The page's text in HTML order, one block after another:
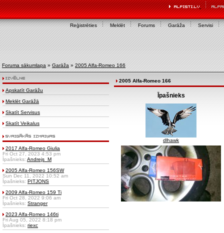
Reģistrēties Meklēt Forums Garāža Servisi
Foruma sākumlapa » Garāža » 2005 Alfa-Romeo 166
Apskatīt Garāžu
Meklēt Garāžā
Skatīt Servisus
Skatīt Veikalus
2017 Alfa-Romeo Giulia
Fri Oct 27, 2023 4:53 pm
Īpašnieks: Andrejs_M
2005 Alfa-Romeo 156SW
Sun Dec 11, 2022 10:52 am
Īpašnieks: PITJONS
2009 Alfa-Romeo 159 Ti
Fri Oct 28, 2022 9:06 am
Īpašnieks: Stranger
2023 Alfa-Romeo 146ti
Fri Aug 05, 2022 8:18 pm
Īpašnieks: riexc
2005 Alfa-Romeo 166
Īpašnieks
dlhawk